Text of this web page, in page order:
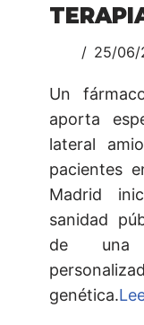
25/06/
Un
aporta
lateral
pacientes
Madrid
sanidad
de una
genética.